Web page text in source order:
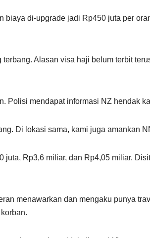
di-upgrade jadi Rp450 juta per
Alasan visa haji belum terbit
Polisi mendapat informasi NZ hendak
Di lokasi sama, kami juga amankan
Rp3,6 miliar, dan Rp4,05 miliar.
menawarkan dan mengaku punya